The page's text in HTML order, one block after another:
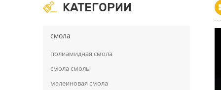
КАТЕГОРИИ
смола
полиамидная смола
смола смолы
малеиновая смола